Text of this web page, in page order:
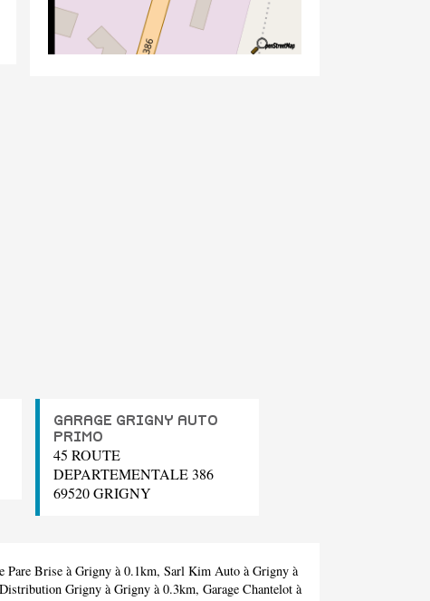
GARAGE GRIGNY AUTO
PRIMO
45 ROUTE
DEPARTEMENTALE 386
69520 GRIGNY
Pare Brise à Grigny à 0.1km, Sarl Kim Auto à Grigny à
Grigny à Grigny à 0.3km, Garage Chantelot à